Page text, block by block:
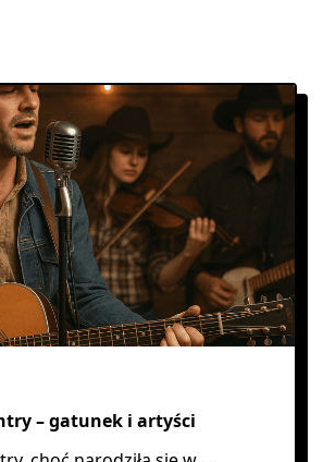
– gatunek i artyści